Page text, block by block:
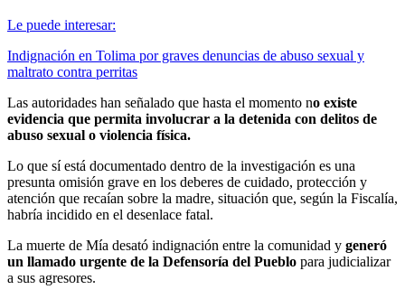
Le puede interesar:
Indignación en Tolima por graves denuncias de abuso sexual y
maltrato contra perritas
Las autoridades han señalado que hasta el momento no existe
evidencia que permita involucrar a la detenida con delitos de
abuso sexual o violencia física.
Lo que sí está documentado dentro de la investigación es una
presunta omisión grave en los deberes de cuidado, protección y
atención que recaían sobre la madre, situación que, según la Fiscalía,
habría incidido en el desenlace fatal.
La muerte de Mía desató indignación entre la comunidad y generó
un llamado urgente de la Defensoría del Pueblo para judicializar
a sus agresores.